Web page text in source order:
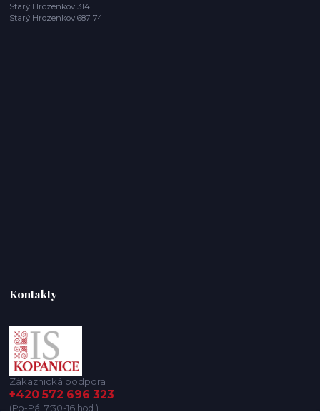
Starý Hrozenkov 314
Starý Hrozenkov 687 74
Kontakty
Zákaznická podpora
+420 572 696 323
(Po-Pá, 7:30-16 hod.)